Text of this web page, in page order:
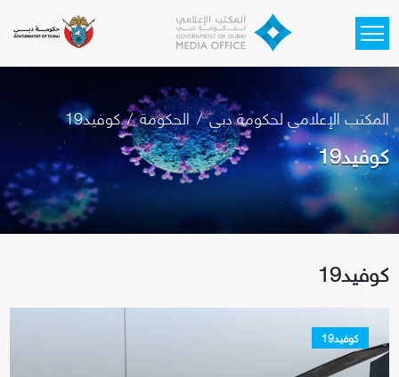
المكتب الإعلامي لحكومة دبي الحكومة كوفيد19
كوفيد19
كوفيد19
كوفيد19